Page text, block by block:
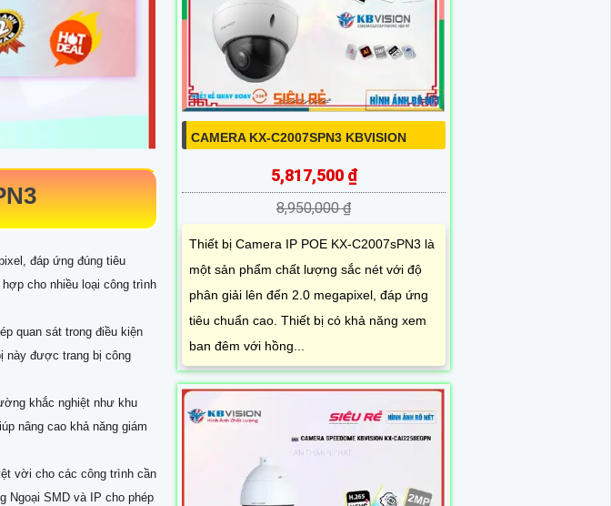
đáp ứng đúng tiêu
cho nhiều loại công trình
quan sát trong điều kiện
này được trang bị công
khắc nghiệt như khu
nâng cao khả năng giám
vời cho các công trình cần
Ngoại SMD và IP cho phép
CAMERA KX-C2007SPN3 KBVISION
5,817,500 ₫
8,950,000 ₫
Thiết bị Camera IP POE KX-C2007sPN3 là
một sản phẩm chất lượng sắc nét với độ
phân giải lên đến 2.0 megapixel, đáp ứng
tiêu chuẩn cao. Thiết bị có khả năng xem
ban đêm với hồng...